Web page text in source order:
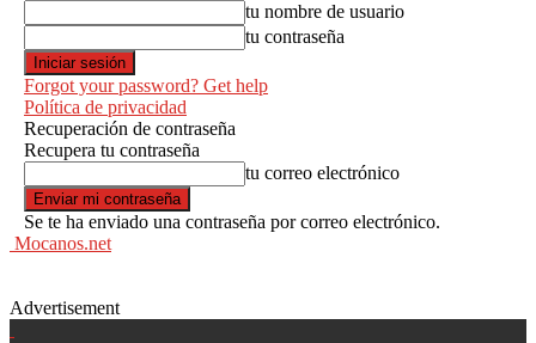
tu nombre de usuario
tu contraseña
Forgot your password? Get help
Política de privacidad
Recuperación de contraseña
Recupera tu contraseña
tu correo electrónico
Se te ha enviado una contraseña por correo electrónico.
Mocanos.net
Advertisement